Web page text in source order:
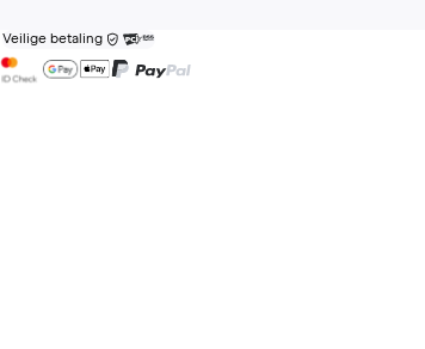
Veilige betaling